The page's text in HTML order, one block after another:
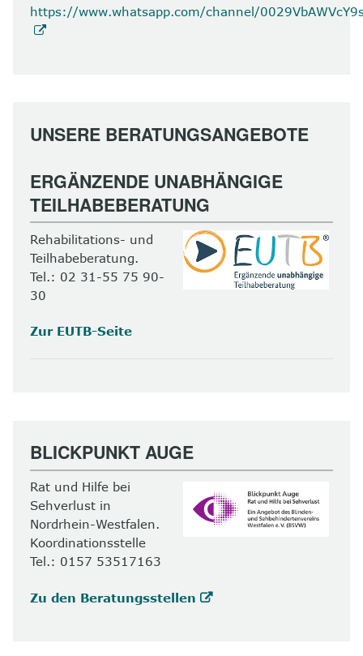
https://www.whatsapp.com/channel/
UNSERE BERATUNGSANGEBOTE
ERGÄNZENDE UNABHÄNGIGE
TEILHABEBERATUNG
Rehabilitations- und
Teilhabeberatung.
Tel.: 02 31-55 75 90-
30
Zur EUTB-Seite
BLICKPUNKT AUGE
Rat und Hilfe bei
Sehverlust in
Nordrhein-Westfalen.
Koordinationsstelle
Tel.: 0157 53517163
Zu den Beratungsstellen